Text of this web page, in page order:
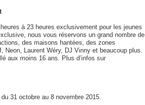
à 23 heures exclusivement pour les jeunes
nous vous réservons un grand nombre de
des maisons hantées, des zones
Laurent Wéry, DJ Vinny et beaucoup plus.
aux moins 16 ans. Plus d’infos sur
31 octobre au 8 novembre 2015.